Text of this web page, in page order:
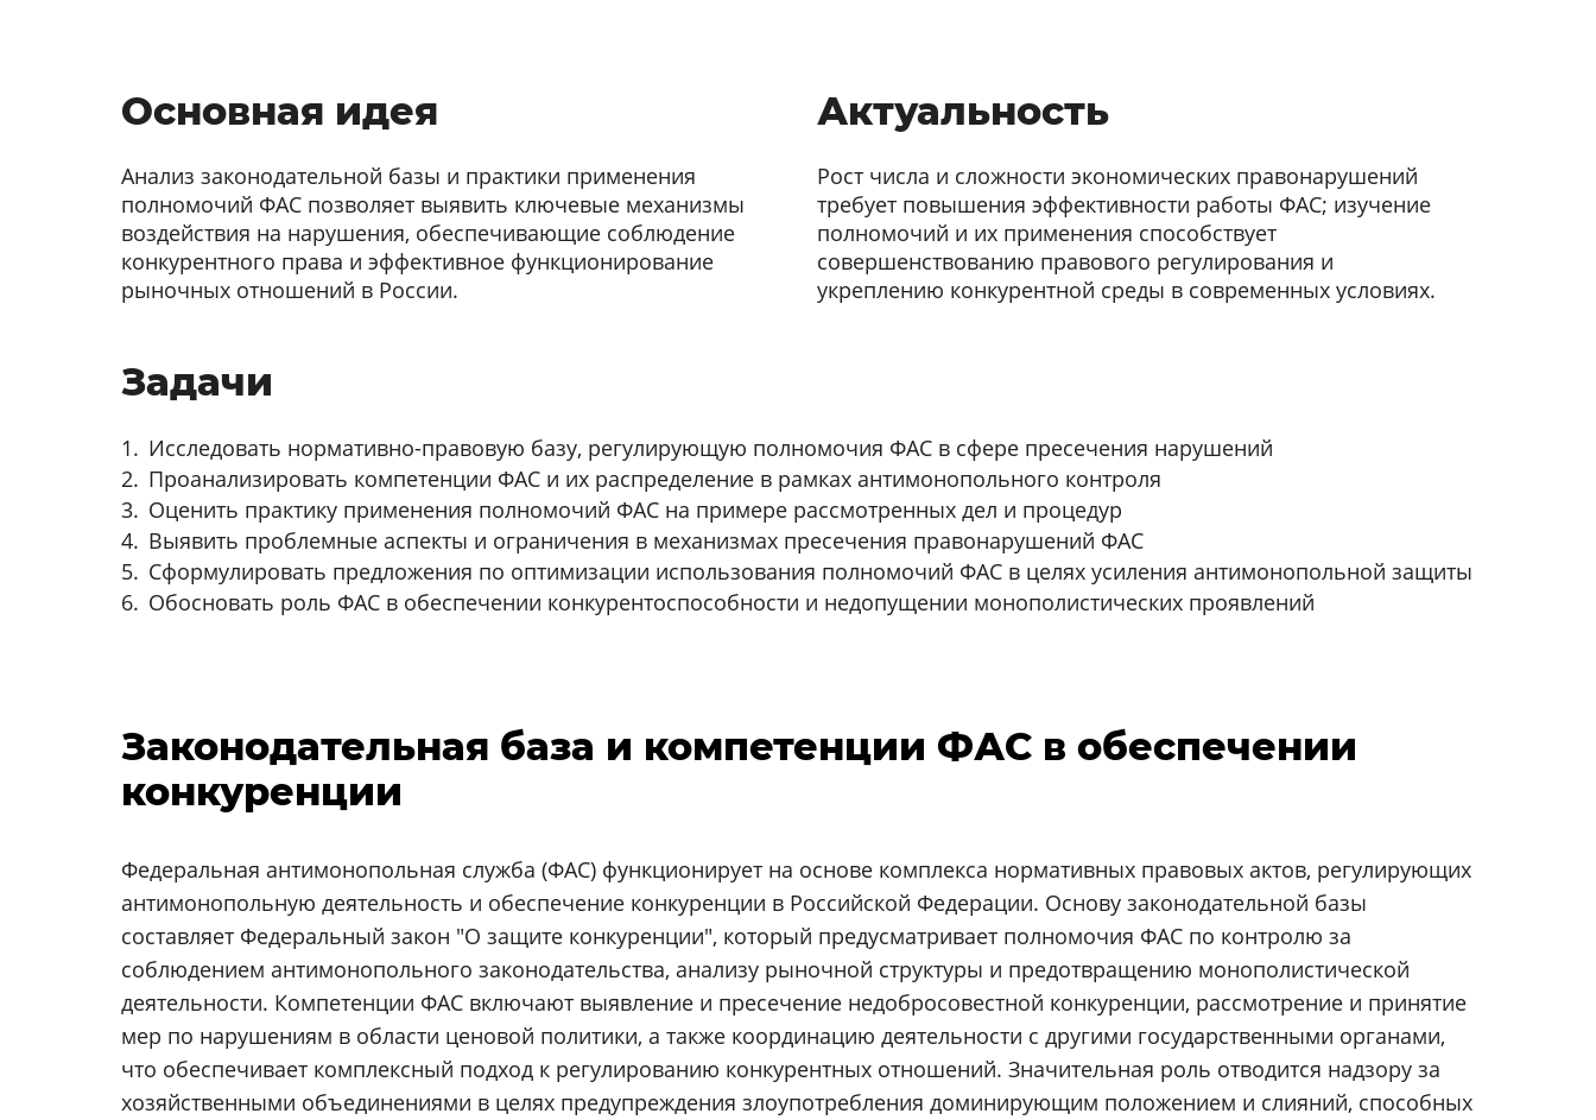
Основная идея
Анализ законодательной базы и практики применения
полномочий ФАС позволяет выявить ключевые механизмы
воздействия на нарушения, обеспечивающие соблюдение
конкурентного права и эффективное функционирование
рыночных отношений в России.
Актуальность
Рост числа и сложности экономических правонарушений
требует повышения эффективности работы ФАС; изучение
полномочий и их применения способствует
совершенствованию правового регулирования и
укреплению конкурентной среды в современных условиях.
Задачи
Исследовать нормативно-правовую базу, регулирующую полномочия ФАС в сфере пресечения нарушений
Проанализировать компетенции ФАС и их распределение в рамках антимонопольного контроля
Оценить практику применения полномочий ФАС на примере рассмотренных дел и процедур
Выявить проблемные аспекты и ограничения в механизмах пресечения правонарушений ФАС
Сформулировать предложения по оптимизации использования полномочий ФАС в целях усиления антимонопольной защиты
Обосновать роль ФАС в обеспечении конкурентоспособности и недопущении монополистических проявлений
Законодательная база и компетенции ФАС в обеспечении
конкуренции
Федеральная антимонопольная служба (ФАС) функционирует на основе комплекса нормативных правовых актов, регулирующих
антимонопольную деятельность и обеспечение конкуренции в Российской Федерации. Основу законодательной базы
составляет Федеральный закон "О защите конкуренции", который предусматривает полномочия ФАС по контролю за
соблюдением антимонопольного законодательства, анализу рыночной структуры и предотвращению монополистической
деятельности. Компетенции ФАС включают выявление и пресечение недобросовестной конкуренции, рассмотрение и принятие
мер по нарушениям в области ценовой политики, а также координацию деятельности с другими государственными органами,
что обеспечивает комплексный подход к регулированию конкурентных отношений. Значительная роль отводится надзору за
хозяйственными объединениями в целях предупреждения злоупотребления доминирующим положением и слияний, способных